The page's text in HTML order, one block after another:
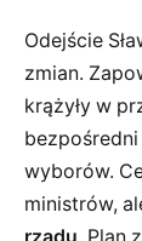
Odejście
zmian.
krążyły w
wyborów.
ministrów,